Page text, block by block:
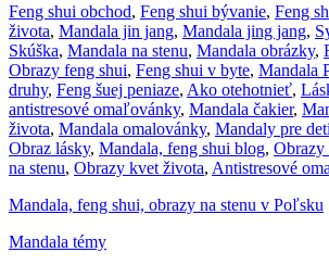
Feng shui obchod, Feng shui bývanie, Feng
života, Mandala jin jang, Mandala jing jang,
Skúška, Mandala na stenu, Mandala obrázky,
Obrazy feng shui, Feng shui v byte, Mandala
druhy, Feng šuej peniaze, Ako otehotnieť,
antistresové omaľovánky, Mandala čakier,
života, Mandala omalovánky, Mandaly pre deti
Obraz lásky, Mandala, feng shui blog, Obrazy
na stenu, Obrazy kvet života, Antistresové
Mandala, feng shui, obrazy na stenu v Poľsku
Mandala témy